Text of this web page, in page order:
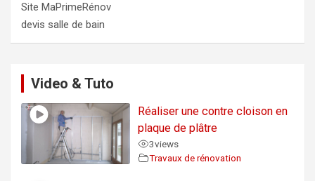
Site MaPrimeRénov
devis salle de bain
Video & Tuto
Réaliser une contre cloison en
plaque de plâtre
3views
Travaux de rénovation